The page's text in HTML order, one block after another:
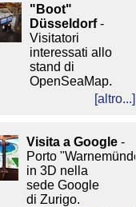
"Boot"
Düsseldorf-
Visitatori
interessati allo
stand di
OpenSeaMap.
[altro...]
Visita a Google -
Porto
in 3D nella
sede Google
di Zurigo.